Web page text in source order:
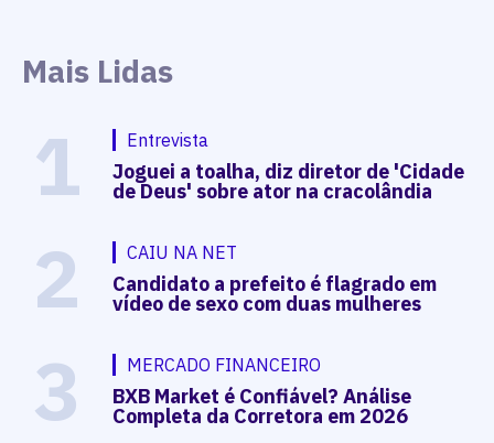
Mais Lidas
1 Entrevista
Joguei a toalha, diz diretor de 'Cidade
de Deus' sobre ator na cracolândia
2 CAIU NA NET
Candidato a prefeito é flagrado em
vídeo de sexo com duas mulheres
3 MERCADO FINANCEIRO
BXB Market é Confiável? Análise
Completa da Corretora em 2026